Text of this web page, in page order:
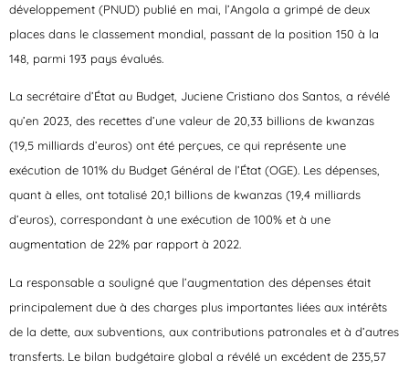
développement (PNUD) publié en mai, l’Angola a grimpé de deux
places dans le classement mondial, passant de la position 150 à la
148, parmi 193 pays évalués.
La secrétaire d’État au Budget, Juciene Cristiano dos Santos, a révélé
qu’en 2023, des recettes d’une valeur de 20,33 billions de kwanzas
(19,5 milliards d’euros) ont été perçues, ce qui représente une
exécution de 101% du Budget Général de l’État (OGE). Les dépenses,
quant à elles, ont totalisé 20,1 billions de kwanzas (19,4 milliards
d’euros), correspondant à une exécution de 100% et à une
augmentation de 22% par rapport à 2022.
La responsable a souligné que l’augmentation des dépenses était
principalement due à des charges plus importantes liées aux intérêts
de la dette, aux subventions, aux contributions patronales et à d’autres
transferts. Le bilan budgétaire global a révélé un excédent de 235,57